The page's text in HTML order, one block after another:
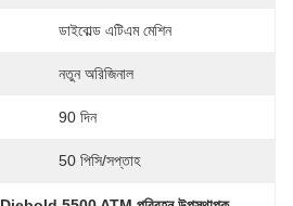
ডাইবোল্ড এটিএম মেশিন
নতুন অরিজিনাল
90 দিন
50 পিসি/সপ্তাহ